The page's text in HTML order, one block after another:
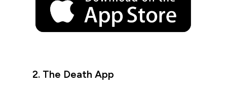
2. The Death App